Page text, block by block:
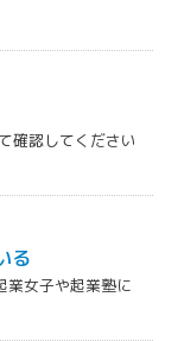
確認してください
る
業女子や起業塾に